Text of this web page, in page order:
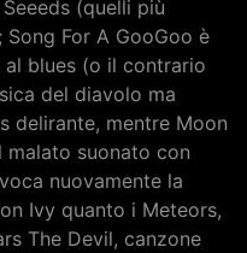
(quelli più
For A GooGoo è
blues (o il contrario
del diavolo ma
delirante, mentre Moon
malato suonato con
nuovamente la
Ivy quanto i Meteors,
The Devil, canzone